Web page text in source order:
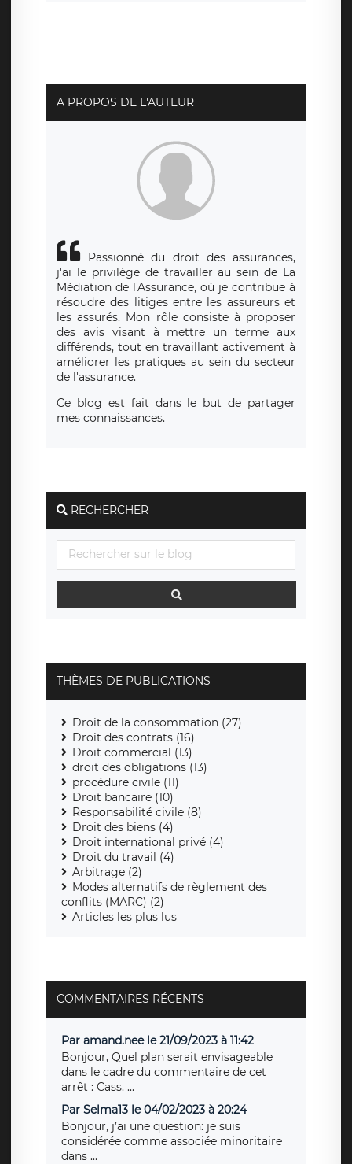
rue Léopold Sédar Senghor, joignable à l’adresse mail :
responsabledetraitement@legavox.fr. Vous avez
également le droit d’introduire une réclamation auprès
d’une autorité de contrôle.
A PROPOS DE L'AUTEUR
Passionné du droit des assurances,
j'ai le privilège de travailler au sein de La
Médiation de l'Assurance, où je contribue à
résoudre des litiges entre les assureurs et
les assurés. Mon rôle consiste à proposer
des avis visant à mettre un terme aux
différends, tout en travaillant activement à
améliorer les pratiques au sein du secteur
de l'assurance.
Ce blog est fait dans le but de partager
mes connaissances.
RECHERCHER
THÈMES DE PUBLICATIONS
Droit de la consommation (27)
Droit des contrats (16)
Droit commercial (13)
droit des obligations (13)
procédure civile (11)
Droit bancaire (10)
Responsabilité civile (8)
Droit des biens (4)
Droit international privé (4)
Droit du travail (4)
Arbitrage (2)
Modes alternatifs de règlement des
conflits (MARC) (2)
Articles les plus lus
COMMENTAIRES RÉCENTS
Par amand.nee le 21/09/2023 à 11:42
Bonjour, Quel plan serait envisageable
dans le cadre du commentaire de cet
arrêt : Cass. ...
Par Selma13 le 04/02/2023 à 20:24
Bonjour, j’ai une question: je suis
considérée comme associée minoritaire
dans ...